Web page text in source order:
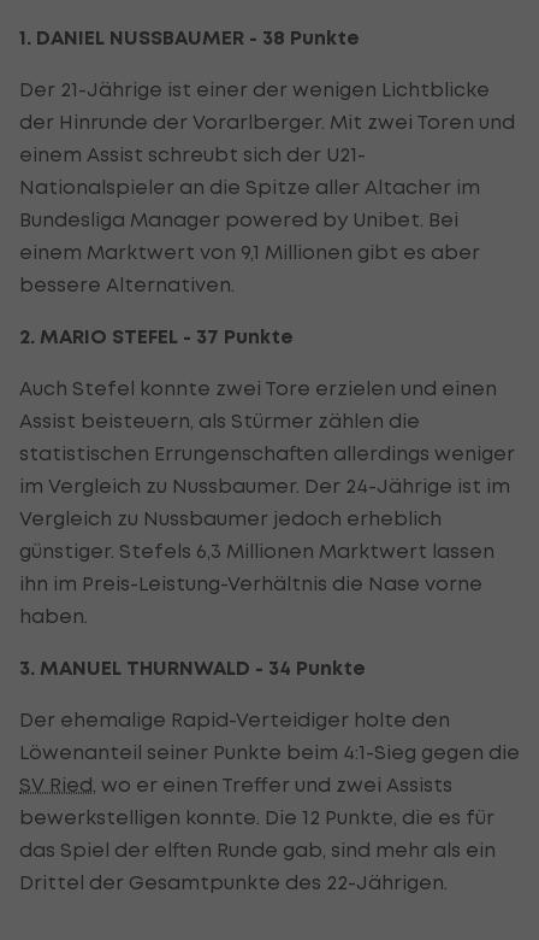
1. DANIEL NUSSBAUMER - 38 Punkte
Der 21-Jährige ist einer der wenigen Lichtblicke
der Hinrunde der Vorarlberger. Mit zwei Toren und
einem Assist schreubt sich der U21-
Nationalspieler an die Spitze aller Altacher im
Bundesliga Manager powered by Unibet. Bei
einem Marktwert von 9,1 Millionen gibt es aber
bessere Alternativen.
2. MARIO STEFEL - 37 Punkte
Auch Stefel konnte zwei Tore erzielen und einen
Assist beisteuern, als Stürmer zählen die
statistischen Errungenschaften allerdings weniger
im Vergleich zu Nussbaumer. Der 24-Jährige ist im
Vergleich zu Nussbaumer jedoch erheblich
günstiger. Stefels 6,3 Millionen Marktwert lassen
ihn im Preis-Leistung-Verhältnis die Nase vorne
haben.
3. MANUEL THURNWALD - 34 Punkte
Der ehemalige Rapid-Verteidiger holte den
Löwenanteil seiner Punkte beim 4:1-Sieg gegen die
SV Ried , wo er einen Treffer und zwei Assists
bewerkstelligen konnte. Die 12 Punkte, die es für
das Spiel der elften Runde gab, sind mehr als ein
Drittel der Gesamtpunkte des 22-Jährigen.